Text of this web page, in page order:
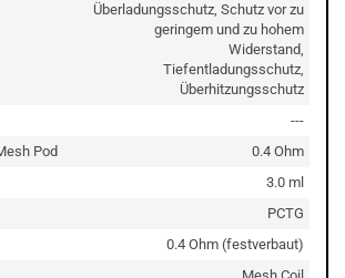
Überladungsschutz, Schutz vor zu
geringem und zu hohem
Widerstand,
Tiefentladungsschutz,
Überhitzungsschutz
---
Pod
0.4 Ohm
3.0 ml
PCTG
0.4 Ohm (festverbaut)